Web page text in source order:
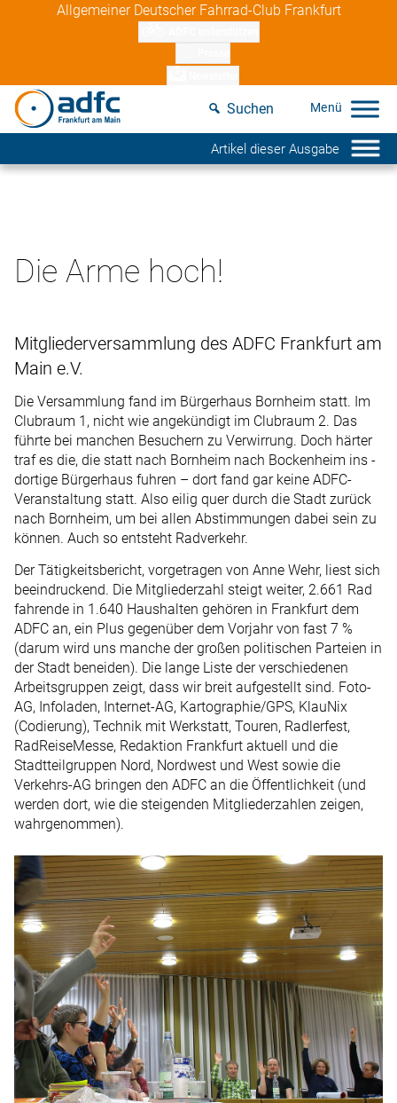
Allgemeiner Deutscher Fahrrad-Club Frankfurt
Suchen
Artikel dieser Ausgabe
Die Arme hoch!
Mitgliederversammlung des ADFC Frankfurt am
Main e.V.
Die Versammlung fand im Bürgerhaus Bornheim statt. Im
Clubraum 1, nicht wie angekündigt im Club­raum 2. Das
führte bei manchen Besuchern zu Verwirrung. Doch härter
traf es die, die statt nach Bornheim nach Bockenheim ins ­
dortige Bürgerhaus fuhren – dort fand gar keine ADFC-
Veranstaltung statt. Also eilig quer durch die Stadt zurück
nach Bornheim, um bei allen Abstimmungen dabei sein zu
können. Auch so entsteht Radverkehr.
Der Tätigkeitsbericht, vorgetragen von Anne Wehr, liest sich
beeindruckend. Die Mitgliederzahl steigt weiter, 2.661 Rad
fahrende in 1.640 Haushalten gehören in Frankfurt dem
ADFC an, ein Plus gegenüber dem Vorjahr von fast 7 %
(darum wird uns manche der großen politischen Parteien in
der Stadt beneiden). Die lange Liste der verschiedenen
Arbeitsgruppen zeigt, dass wir breit aufgestellt sind. Foto-
AG, Infoladen, Internet-AG, Kartographie/GPS, KlauNix
(Codierung), Technik mit Werkstatt, Touren, Radlerfest,
RadReise­Messe, Redaktion Frankfurt aktuell und die
Stadtteilgruppen Nord, Nordwest und West sowie die
Verkehrs-AG bringen den ADFC an die Öffentlichkeit (und
werden dort, wie die steigenden Mitgliederzahlen zeigen,
wahrgenommen).